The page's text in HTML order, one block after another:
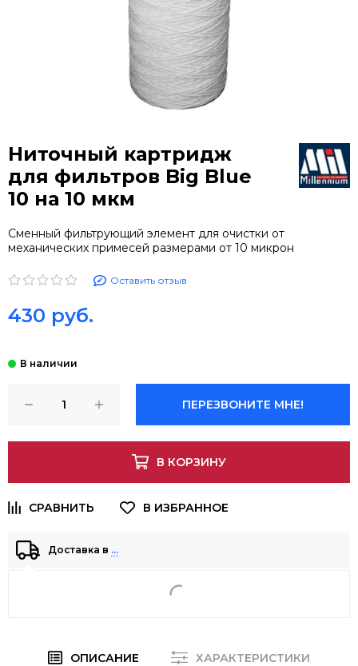
Ниточный картридж
для фильтров Big Blue
10 на 10 мкм
Сменный фильтрующий элемент для очистки от
механических примесей размерами от 10 микрон
Оставить отзыв
430 руб.
ПЕРЕЗВОНИТЕ МНЕ!
В КОРЗИНУ
Доставка в …
ОПИСАНИЕ
ХАРАКТЕРИСТИКИ